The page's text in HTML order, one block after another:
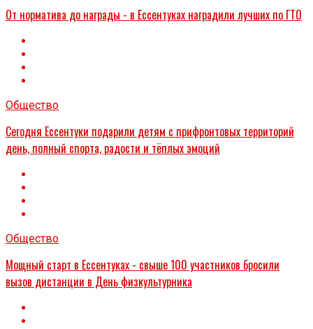
От норматива до награды - в Ессентуках наградили лучших по ГТО
Общество
Сегодня Ессентуки подарили детям с прифронтовых территорий
день, полный спорта, радости и тёплых эмоций
Общество
Мощный старт в Ессентуках - свыше 100 участников бросили
вызов дистанции в День физкультурника